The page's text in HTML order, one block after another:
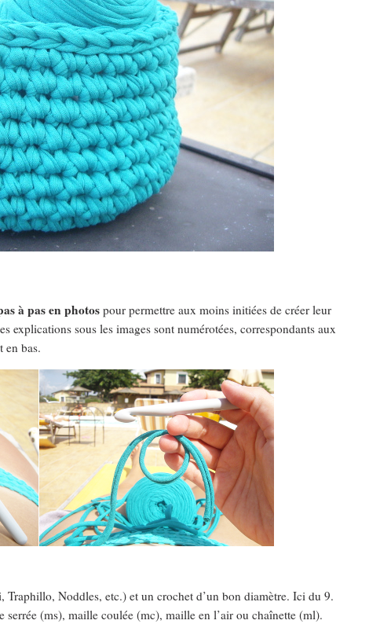
à pas en photos pour permettre aux moins initiées de créer leur
explications sous les images sont numérotées, correspondants aux
en bas.
Traphillo, Noddles, etc.) et un crochet d’un bon diamètre. Ici du 9.
serrée (ms), maille coulée (mc), maille en l’air ou chaînette (ml).